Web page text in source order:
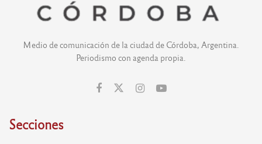
Medio de comunicación de la ciudad de Córdoba, Argentina.
Periodismo con agenda propia.
Secciones